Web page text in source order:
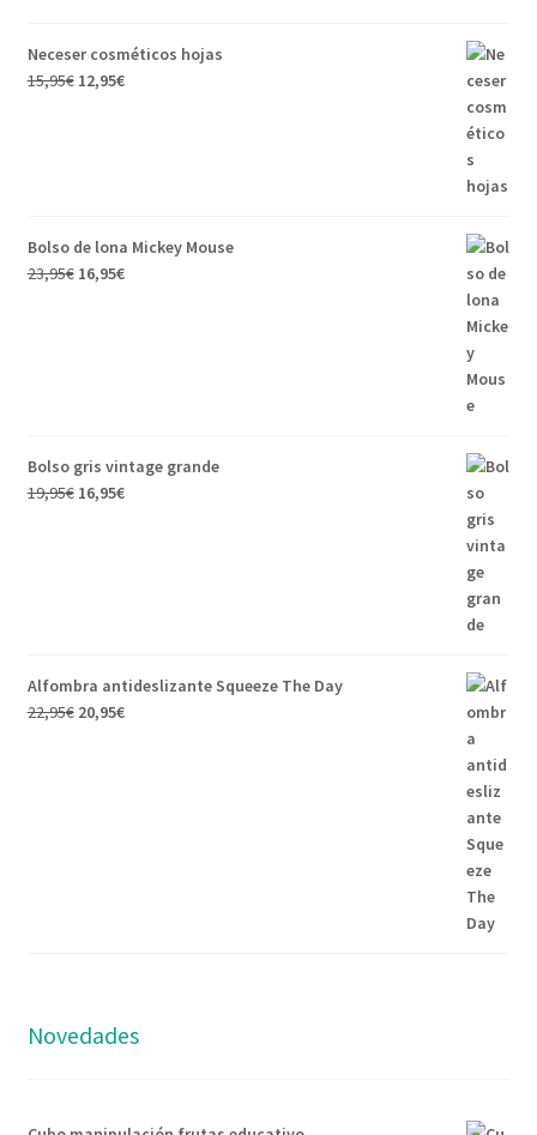
Neceser cosméticos hojas
15,95€ 12,95€
Bolso de lona Mickey Mouse
23,95€ 16,95€
Bolso gris vintage grande
19,95€ 16,95€
Alfombra antideslizante Squeeze The Day
22,95€ 20,95€
Novedades